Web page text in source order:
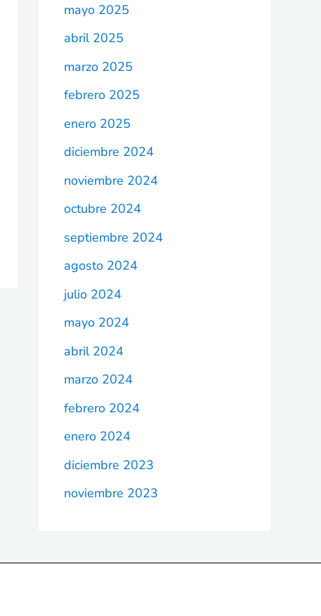
mayo 2025
abril 2025
marzo 2025
febrero 2025
enero 2025
diciembre 2024
noviembre 2024
octubre 2024
septiembre 2024
agosto 2024
julio 2024
mayo 2024
abril 2024
marzo 2024
febrero 2024
enero 2024
diciembre 2023
noviembre 2023